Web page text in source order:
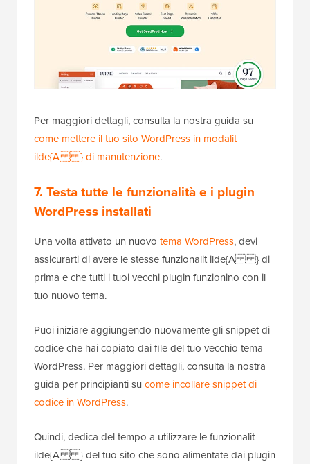
Per maggiori dettagli, consulta la nostra guida su
come mettere il tuo sito WordPress in modalit
ilde{A } di manutenzione.
7. Testa tutte le funzionalità e i plugin
WordPress installati
Una volta attivato un nuovo tema WordPress, devi
assicurarti di avere le stesse funzionalit ilde{A } di
prima e che tutti i tuoi vecchi plugin funzionino con il
tuo nuovo tema.
Puoi iniziare aggiungendo nuovamente gli snippet di
codice che hai copiato dai file del tuo vecchio tema
WordPress. Per maggiori dettagli, consulta la nostra
guida per principianti su come incollare snippet di
codice in WordPress.
Quindi, dedica del tempo a utilizzare le funzionalit
ilde{A } del tuo sito che sono alimentate dai plugin